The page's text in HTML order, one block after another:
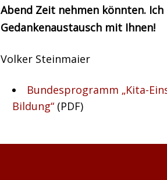
Abend Zeit nehmen könnten.
Gedankenaustausch mit Ihnen!
Volker Steinmaier
Bundesprogramm „Kita-
Bildung“(PDF)